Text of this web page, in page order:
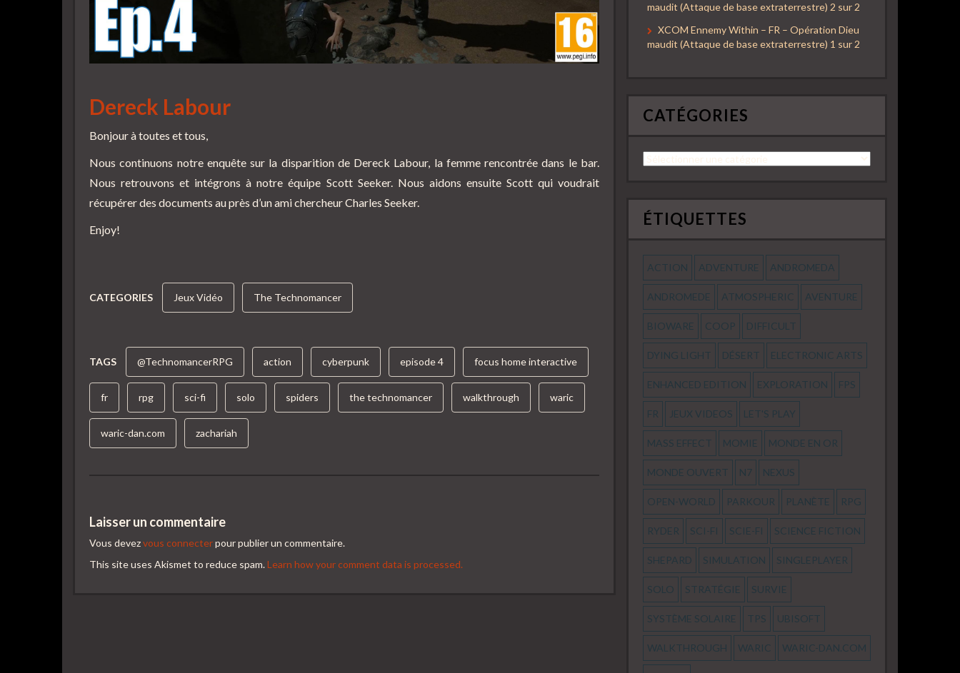
Dereck Labour
Bonjour à toutes et tous,
Nous continuons notre enquête sur la disparition de Dereck Labour, la femme rencontrée dans le bar.
Nous retrouvons et intégrons à notre équipe Scott Seeker. Nous aidons ensuite Scott qui voudrait
récupérer des documents au près d’un ami chercheur Charles Seeker.
Enjoy!
CATEGORIES Jeux Vidéo The Technomancer
TAGS @TechnomancerRPG action cyberpunk episode 4 focus home interactive
fr rpg sci-fi solo spiders the technomancer walkthrough waric
waric-dan.com zachariah
Laisser un commentaire
Vous devezvous connecterpour publier un commentaire.
This site uses Akismet to reduce spam.Learn how your comment data is processed.
maudit (Attaque de base extraterrestre) 2 sur 2
XCOM Ennemy Within – FR – Opération Dieu
maudit (Attaque de base extraterrestre) 1 sur 2
CATÉGORIES
Catégories
ÉTIQUETTES
ACTION ADVENTURE ANDROMEDA
ANDROMEDE ATMOSPHERIC AVENTURE
BIOWARE COOP DIFFICULT
DYING LIGHT DÉSERT ELECTRONIC ARTS
ENHANCED EDITION EXPLORATION FPS
FR JEUX VIDEOS LET'S PLAY
MASS EFFECT MOMIE MONDE EN OR
MONDE OUVERT N7 NEXUS
OPEN-WORLD PARKOUR PLANÈTE RPG
RYDER SCI-FI SCIE-FI SCIENCE FICTION
SHEPARD SIMULATION SINGLEPLAYER
SOLO STRATÉGIE SURVIE
SYSTÈME SOLAIRE TPS UBISOFT
WALKTHROUGH WARIC WARIC-DAN.COM